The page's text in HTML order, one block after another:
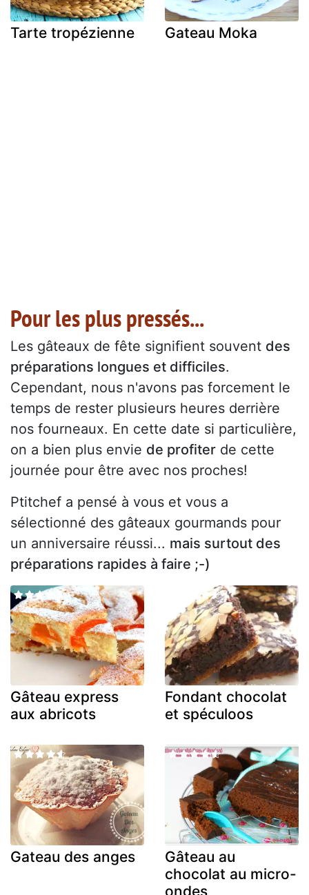
Tarte tropézienne Gateau Moka
Pour les plus pressés...
Les gâteaux de fête signifient souvent des
préparations longues et difficiles.
Cependant, nous n'avons pas forcement le
temps de rester plusieurs heures derrière
nos fourneaux. En cette date si particulière,
on a bien plus envie de profiter de cette
journée pour être avec nos proches!
Ptitchef a pensé à vous et vous a
sélectionné des gâteaux gourmands pour
un anniversaire réussi... mais surtout des
préparations rapides à faire ;-)
Gâteau express
aux abricots
Fondant chocolat
et spéculoos
Gateau des anges
Gâteau au
chocolat au micro-
ondes